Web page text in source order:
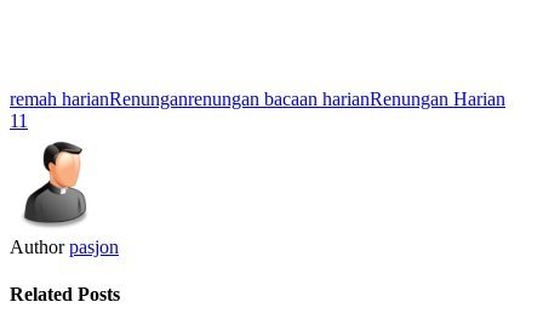
remah harianRenunganrenungan bacaan harianRenungan Harian
11
Author pasjon
Related Posts